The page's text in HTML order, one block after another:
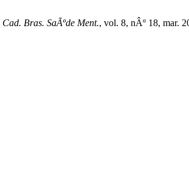
Cad. Bras. SaÃºde Ment., vol. 8, nÂº 18, mar.